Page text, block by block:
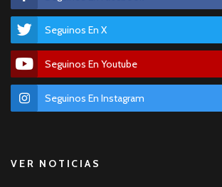
Seguinos En X
Seguinos En Youtube
Seguinos En Instagram
VER NOTICIAS